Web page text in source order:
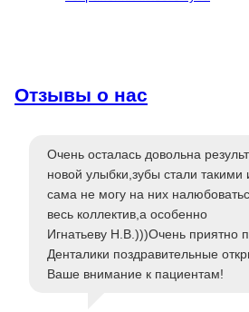
Отзывы о нас
Очень осталась довольна
новой улыбки,зубы стали
сама не могу на них
весь коллектив,а особенно
Игнатьеву Н.В.)))Очень приятно
Денталики поздравительные
Ваше внимание к пациентам!